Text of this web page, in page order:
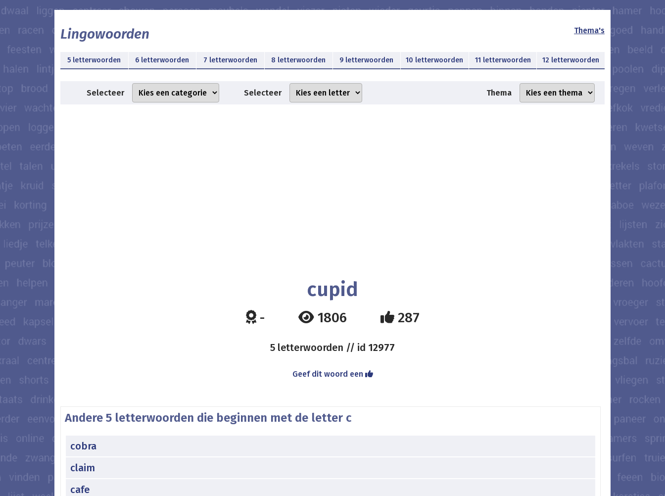
Lingowoorden Thema's
5 letterwoorden 6 letterwoorden 7 letterwoorden 8 letterwoorden 9 letterwoorden 10 letterwoorden 11 letterwoorden 12 letterwoorden
Selecteer Selecteer Thema
cupid
- 1806 287
5 letterwoorden // id 12977
Geef dit woord een
Andere 5 letterwoorden die beginnen met de letter c
cobra
claim
cafe